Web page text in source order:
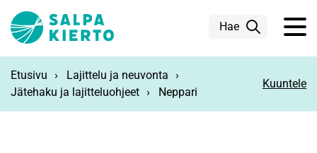
Hae
Etusivu
Lajittelu ja neuvonta
Jätehaku ja lajitteluohjeet
Neppari
Kuuntele